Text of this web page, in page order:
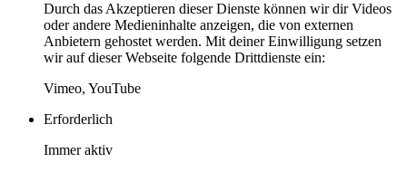
Durch das Akzeptieren dieser Dienste können wir dir Videos
oder andere Medieninhalte anzeigen, die von externen
Anbietern gehostet werden. Mit deiner Einwilligung setzen
wir auf dieser Webseite folgende Drittdienste ein:
Vimeo, YouTube
Erforderlich
Immer aktiv